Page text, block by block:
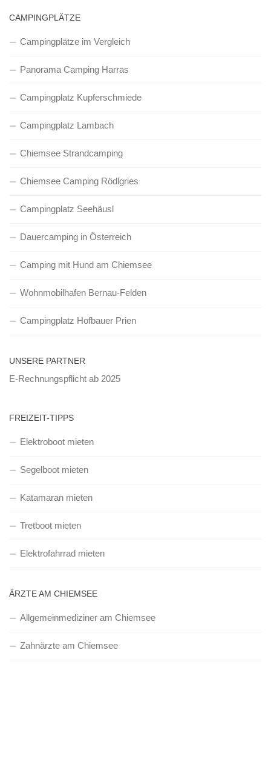
CAMPINGPLÄTZE
Campingplätze im Vergleich
Panorama Camping Harras
Campingplatz Kupferschmiede
Campingplatz Lambach
Chiemsee Strandcamping
Chiemsee Camping Rödlgries
Campingplatz Seehäusl
Dauercamping in Österreich
Camping mit Hund am Chiemsee
Wohnmobilhafen Bernau-Felden
Campingplatz Hofbauer Prien
UNSERE PARTNER
E-Rechnungspflicht ab 2025
FREIZEIT-TIPPS
Elektroboot mieten
Segelboot mieten
Katamaran mieten
Tretboot mieten
Elektrofahrrad mieten
ÄRZTE AM CHIEMSEE
Allgemeinmediziner am Chiemsee
Zahnärzte am Chiemsee